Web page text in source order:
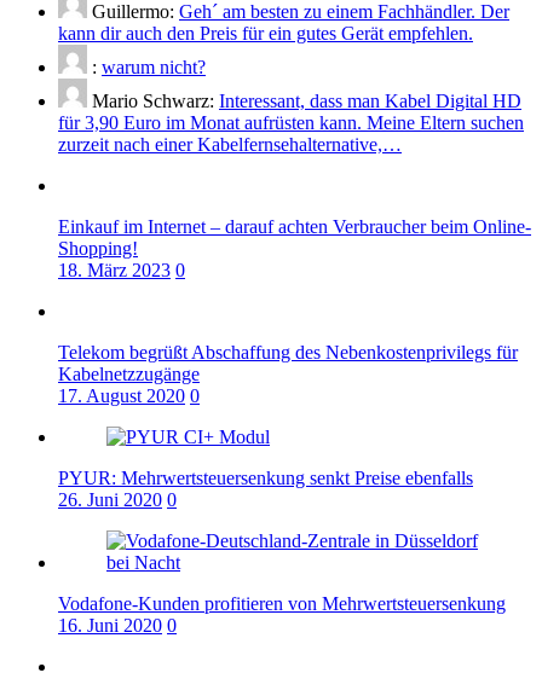
Guillermo: Geh´ am besten zu einem Fachhändler. Der
kann dir auch den Preis für ein gutes Gerät empfehlen.
: warum nicht?
Mario Schwarz: Interessant, dass man Kabel Digital HD
für 3,90 Euro im Monat aufrüsten kann. Meine Eltern suchen
zurzeit nach einer Kabelfernsehalternative,…
Einkauf im Internet – darauf achten Verbraucher beim Online-
Shopping!
18. März 2023 0
Telekom begrüßt Abschaffung des Nebenkostenprivilegs für
Kabelnetzzugänge
17. August 2020 0
PYUR: Mehrwertsteuersenkung senkt Preise ebenfalls
26. Juni 2020 0
Vodafone-Kunden profitieren von Mehrwertsteuersenkung
16. Juni 2020 0